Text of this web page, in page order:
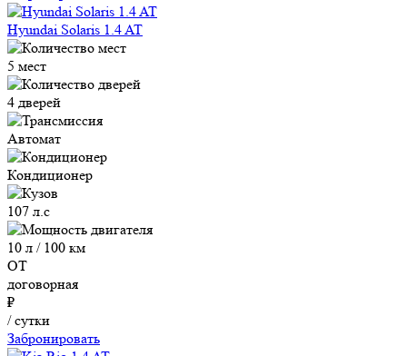
Hyundai Solaris 1.4 AT
5 мест
4 дверей
Автомат
Кондиционер
107 л.с
10 л / 100 км
ОТ
договорная
₽
/ сутки
Забронировать